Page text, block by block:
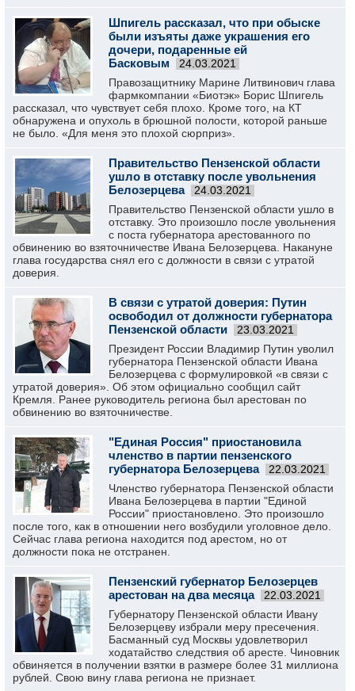
Шпигель рассказал, что при обыске
были изъяты даже украшения его
дочери, подаренные ей
Басковым
24.03.2021
Правозащитнику Марине Литвинович глава
фармкомпании «Биотэк» Борис Шпигель
рассказал, что чувствует себя плохо. Кроме того, на КТ
обнаружена и опухоль в брюшной полости, которой раньше
не было. «Для меня это плохой сюрприз».
Правительство Пензенской области
ушло в отставку после увольнения
Белозерцева
24.03.2021
Правительство Пензенской области ушло в
отставку. Это произошло после увольнения
с поста губернатора арестованного по
обвинению во взяточничестве Ивана Белозерцева. Накануне
глава государства снял его с должности в связи с утратой
доверия.
В связи с утратой доверия: Путин
освободил от должности губернатора
Пензенской области
23.03.2021
Президент России Владимир Путин уволил
губернатора Пензенской области Ивана
Белозерцева с формулировкой «в связи с
утратой доверия». Об этом официально сообщил сайт
Кремля. Ранее руководитель региона был арестован по
обвинению во взяточничестве.
"Единая Россия" приостановила
членство в партии пензенского
губернатора Белозерцева
22.03.2021
Членство губернатора Пензенской области
Ивана Белозерцева в партии "Единой
России" приостановлено. Это произошло
после того, как в отношении него возбудили уголовное дело.
Сейчас глава региона находится под арестом, но от
должности пока не отстранен.
Пензенский губернатор Белозерцев
арестован на два месяца
22.03.2021
Губернатору Пензенской области Ивану
Белозерцеву избрали меру пресечения.
Басманный суд Москвы удовлетворил
ходатайство следствия об аресте. Чиновник
обвиняется в получении взятки в размере более 31 миллиона
рублей. Свою вину глава региона не признает.